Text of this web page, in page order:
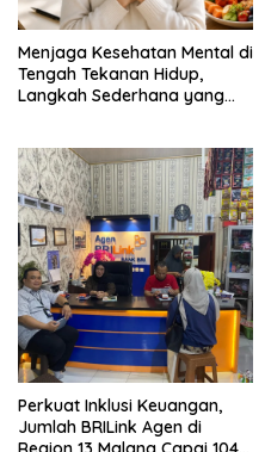
Menjaga Kesehatan Mental di
Tengah Tekanan Hidup,
Langkah Sederhana yang
Perkuat Inklusi Keuangan,
Jumlah BRILink Agen di